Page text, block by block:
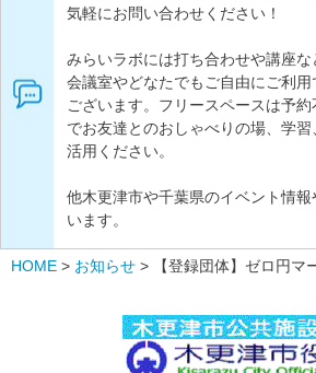
気軽にお問い合わせください！
みらいラボには打ち合わせや講座
会議室やどなたでもご自由にご利
ございます。フリースペースは予
でお友達とのおしゃべりの場、学
活用ください。
他木更津市や千葉県のイベント情
います。
HOME > お知らせ > 【登録団体】ゼロ円